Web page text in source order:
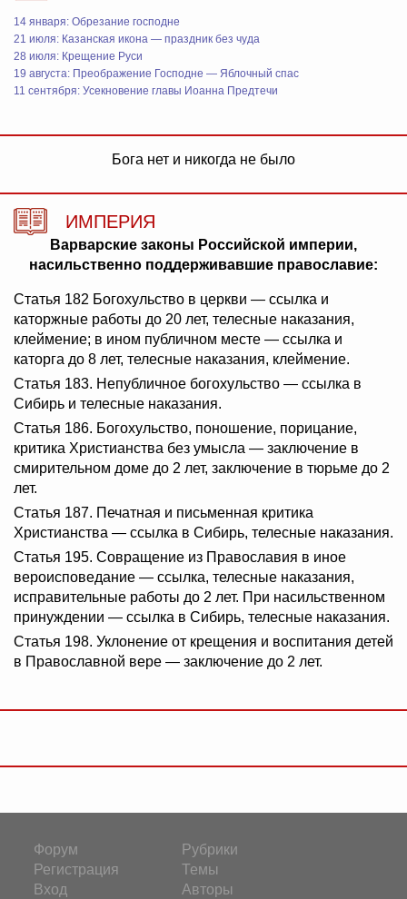
14 января: Обрезание господне
21 июля: Казанская икона — праздник без чуда
28 июля: Крещение Руси
19 августа: Преображение Господне — Яблочный спас
11 сентября: Усекновение главы Иоанна Предтечи
Бога нет и никогда не было
ИМПЕРИЯ
Варварские законы Российской империи,
насильственно поддерживавшие православие:
Статья 182 Богохульство в церкви — ссылка и
каторжные работы до 20 лет, телесные наказания,
клеймение; в ином публичном месте — ссылка и
каторга до 8 лет, телесные наказания, клеймение.
Статья 183. Непубличное богохульство — ссылка в
Сибирь и телесные наказания.
Статья 186. Богохульство, поношение, порицание,
критика Христианства без умысла — заключение в
смирительном доме до 2 лет, заключение в тюрьме до 2
лет.
Статья 187. Печатная и письменная критика
Христианства — ссылка в Сибирь, телесные наказания.
Статья 195. Совращение из Православия в иное
вероисповедание — ссылка, телесные наказания,
исправительные работы до 2 лет. При насильственном
принуждении — ссылка в Сибирь, телесные наказания.
Статья 198. Уклонение от крещения и воспитания детей
в Православной вере — заключение до 2 лет.
Форум
Регистрация
Вход
Рубрики
Темы
Авторы